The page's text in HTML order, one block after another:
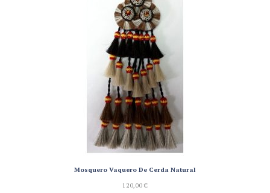
Mosquero Vaquero De Cerda Natural
120,00€